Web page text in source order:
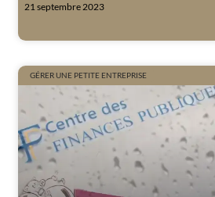
21 septembre 2023
GÉRER UNE PETITE ENTREPRISE